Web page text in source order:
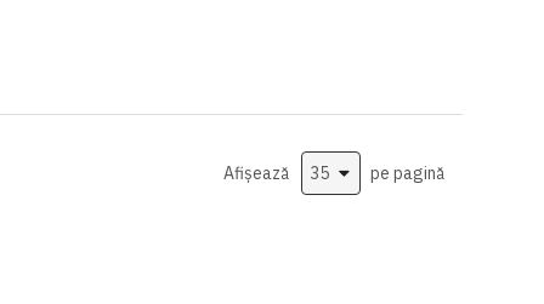
Afișează
pe pagină